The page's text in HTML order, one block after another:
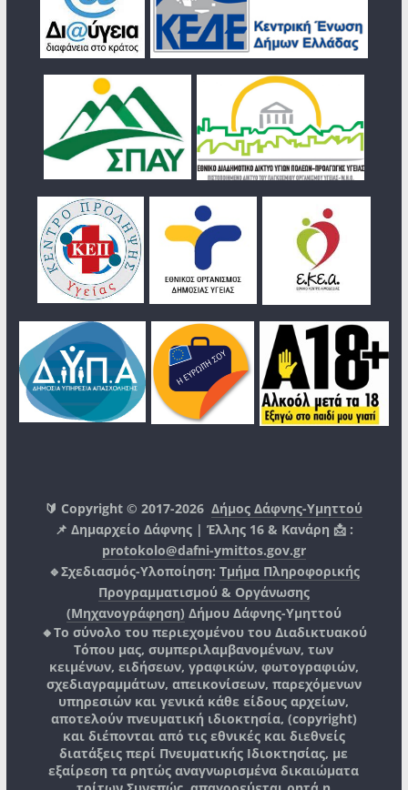
🔰 Copyright © 2017-2026Δήμος Δάφνης-Υμηττού
📌 Δημαρχείο Δάφνης | Έλλης 16 & Κανάρη 📩 :
protokolo@dafni-ymittos.gov.gr
🔹Σχεδιασμός-Υλοποίηση: Τμήμα Πληροφορικής
Προγραμματισμού & Οργάνωσης
(Μηχανογράφηση) Δήμου Δάφνης-Υμηττού
🔸Το σύνολο του περιεχομένου του Διαδικτυακού
Τόπου μας, συμπεριλαμβανομένων, των
κειμένων, ειδήσεων, γραφικών, φωτογραφιών,
σχεδιαγραμμάτων, απεικονίσεων, παρεχόμενων
υπηρεσιών και γενικά κάθε είδους αρχείων,
αποτελούν πνευματική ιδιοκτησία, (copyright)
και διέπονται από τις εθνικές και διεθνείς
διατάξεις περί Πνευματικής Ιδιοκτησίας, με
εξαίρεση τα ρητώς αναγνωρισμένα δικαιώματα